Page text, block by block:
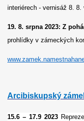
interiérech - vernisáž 8. 8.
19. 8. srpna 2023: Z
prohlídky v zámeckých
Arcibiskupský
15.6 – 17.9 2023